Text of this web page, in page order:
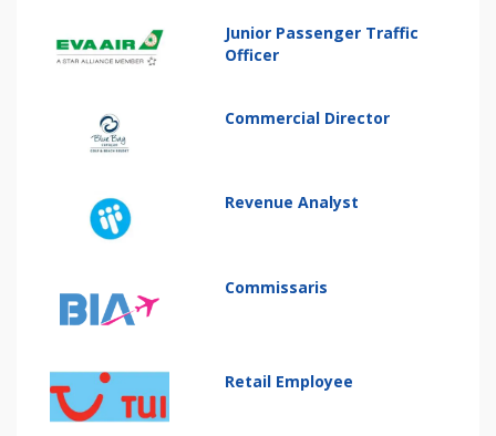
Junior Passenger Traffic
Officer
Commercial Director
Revenue Analyst
Commissaris
Retail Employee